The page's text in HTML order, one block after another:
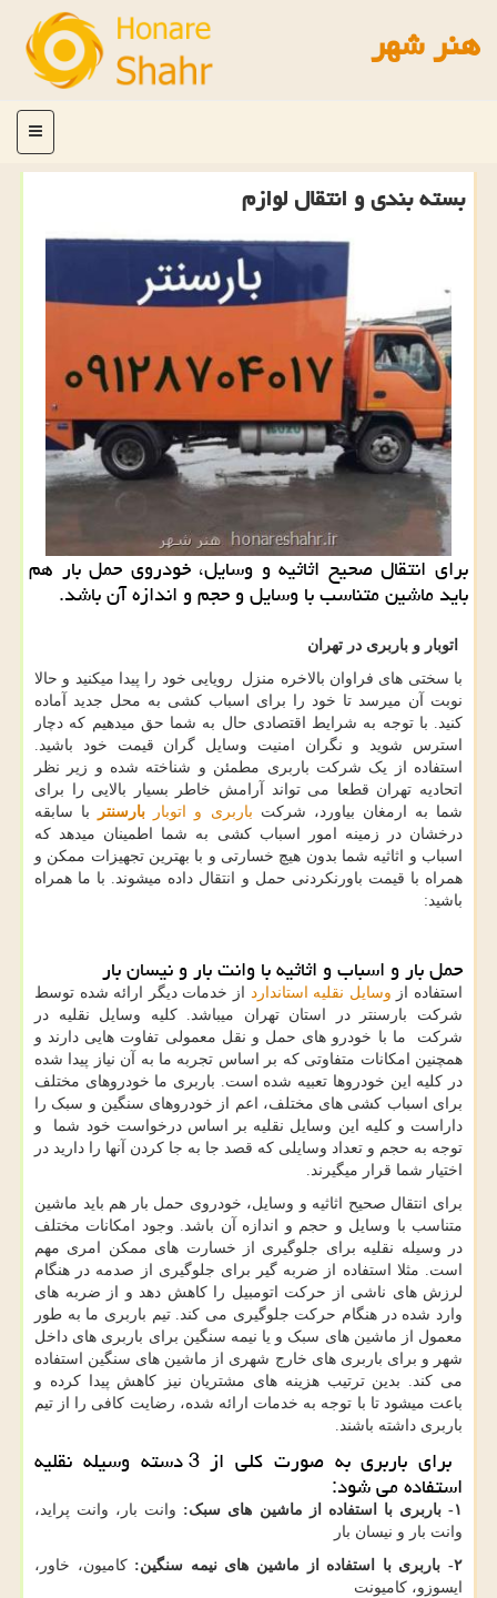
هنر شهر
منو
بسته بندی و انتقال لوازم
برای انتقال صحیح اثاثیه و وسایل، خودروی حمل بار هم
باید ماشین متناسب با وسایل و حجم و اندازه آن باشد.
اتوبار و باربری در تهران
با سختی های فراوان بالاخره منزل رویایی خود را پیدا میکنید و حالا
نوبت آن میرسد تا خود را برای اسباب کشی به محل جدید آماده
کنید. با توجه به شرایط اقتصادی حال به شما حق میدهیم که دچار
استرس شوید و نگران امنیت وسایل گران قیمت خود باشید.
استفاده از یک شرکت باربری مطمئن و شناخته شده و زیر نظر
اتحادیه تهران قطعا می تواند آرامش خاطر بسیار بالایی را برای
شما به ارمغان بیاورد، شرکت باربری و اتوبار بارسنتر
با سابقه
درخشان در زمینه امور اسباب کشی به شما اطمینان میدهد که
اسباب و اثاثیه شما بدون هیچ خسارتی و با بهترین تجهیزات ممکن و
همراه با قیمت باورنکردنی حمل و انتقال داده میشوند. با ما همراه
باشید:
حمل بار و اسباب و اثاثیه با وانت بار و نیسان بار
استفاده از وسایل نقلیه استاندارد از خدمات دیگر ارائه شده توسط
شرکت بارسنتر در استان تهران میباشد. کلیه وسایل نقلیه در
شرکت ما با خودرو های حمل و نقل معمولی تفاوت هایی دارند و
همچنین امکانات متفاوتی که بر اساس تجربه ما به آن نیاز پیدا شده
در کلیه این خودروها تعبیه شده است. باربری ما خودروهای مختلف
برای اسباب کشی های مختلف، اعم از خودروهای سنگین و سبک را
داراست و کلیه این وسایل نقلیه بر اساس درخواست خود شما و
توجه به حجم و تعداد وسایلی که قصد جا به جا کردن آنها را دارید در
اختیار شما قرار میگیرند.
برای انتقال صحیح اثاثیه و وسایل، خودروی حمل بار هم باید ماشین
متناسب با وسایل و حجم و اندازه آن باشد. وجود امکانات مختلف
در وسیله نقلیه برای جلوگیری از خسارت های ممکن امری مهم
است. مثلا استفاده از ضربه گیر برای جلوگیری از صدمه در هنگام
لرزش های ناشی از حرکت اتومبیل را کاهش دهد و از ضربه های
وارد شده در هنگام حرکت جلوگیری می کند. تیم باربری ما به طور
معمول از ماشین های سبک و یا نیمه سنگین برای باربری های داخل
شهر و برای باربری های خارج شهری از ماشین های سنگین استفاده
می کند. بدین ترتیب هزینه های مشتریان نیز کاهش پیدا کرده و
باعت میشود تا با توجه به خدمات ارائه شده، رضایت کافی را از تیم
باربری داشته باشند.
برای باربری به صورت کلی از 3 دسته وسیله نقلیه
استفاده می شود:
۱- باربری با استفاده از ماشین های سبک: وانت بار، وانت پراید،
وانت بار و نیسان بار
۲-
باربری با استفاده از ماشین های نیمه سنگین:کامیون، خاور،
ایسوزو، کامیونت